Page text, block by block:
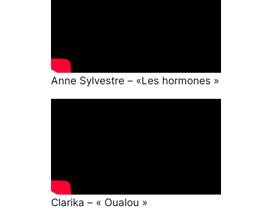
Anne Sylvestre – «Les hormones »
Clarika – « Oualou »